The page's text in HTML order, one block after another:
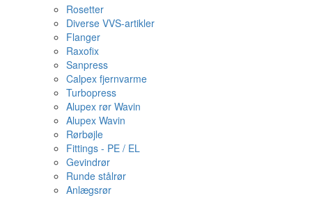
Rosetter
Diverse VVS-artikler
Flanger
Raxofix
Sanpress
Calpex fjernvarme
Turbopress
Alupex rør Wavin
Alupex Wavin
Rørbøjle
Fittings - PE / EL
Gevindrør
Runde stålrør
Anlægsrør